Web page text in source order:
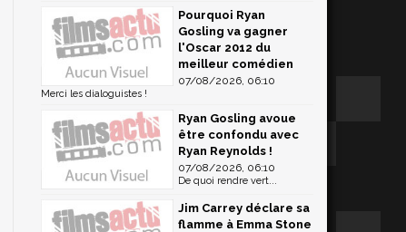
Pourquoi Ryan
Gosling va gagner
l'Oscar 2012 du
meilleur comédien
07/08/2026, 06:10
Merci les dialoguistes !
Ryan Gosling avoue
être confondu avec
Ryan Reynolds !
07/08/2026, 06:10
De quoi rendre vert...
Jim Carrey déclare sa
flamme à Emma Stone